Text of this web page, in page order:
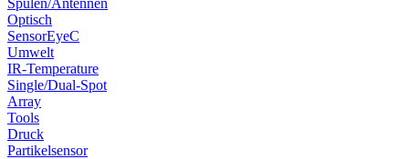
Spulen/Antennen
Optisch
SensorEyeC
Umwelt
IR-Temperature
Single/Dual-Spot
Array
Tools
Druck
Partikelsensor